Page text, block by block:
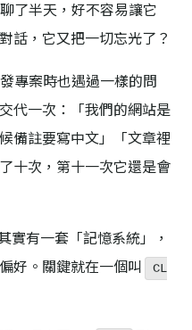
了半天，好不容易讓它
話，它又把一切忘光了？
專案時也遇過一樣的問
代一次：「我們的網站是
備註要寫中文」「文章裡
十次，第十一次它還是會
實有一套「記憶系統」，
好。關鍵就在一個叫
CL